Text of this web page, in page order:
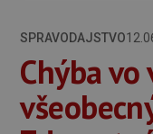
SPRAVODAJSTVO
Chýba